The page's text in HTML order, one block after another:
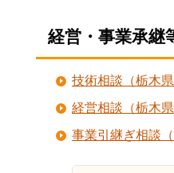
経営・事業承継
技術相談（栃木
経営相談（栃木
事業引継ぎ相談